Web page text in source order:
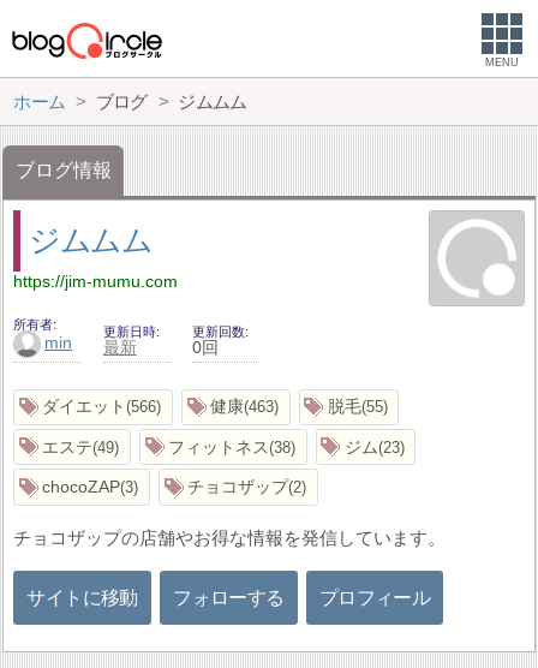
MENU
ホーム ブログ ジムムム
ブログ情報
ジムムム
https://jim-mumu.com
所有者
min
更新日時
最新
更新回数
0回
ダイエット 566 健康 463 脱毛 55
エステ 49 フィットネス 38 ジム 23
chocoZAP 3 チョコザップ 2
チョコザップの店舗やお得な情報を発信しています。
サイトに移動 フォローする プロフィール